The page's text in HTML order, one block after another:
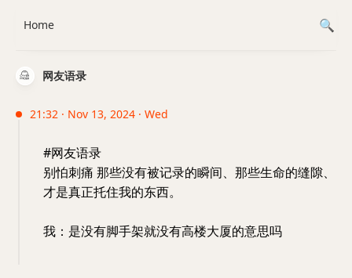
网友语录
21:32 · Nov 13, 2024 · Wed
#网友语录
别怕刺痛 那些没有被记录的瞬间、那些生命的缝隙、
才是真正托住我的东西。
我：是没有脚手架就没有高楼大厦的意思吗
Home